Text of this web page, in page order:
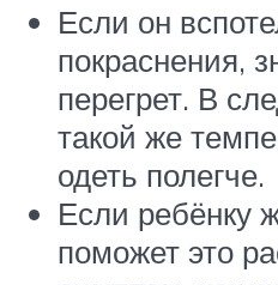
Если он
покраснения,
перегрет. В
такой же
одеть полегче.
Если ребёнку
поможет это